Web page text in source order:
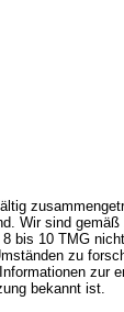
Wir sind
bis 10 TMG
zu
zur
bekannt ist.